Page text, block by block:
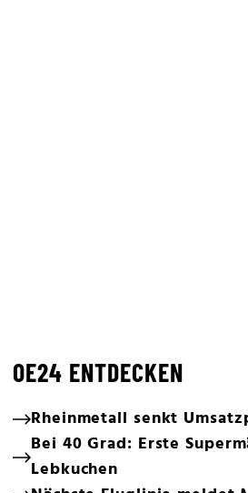
OE24 ENTDECKEN
Rheinmetall senkt
Bei 40 Grad: Erste
Lebkuchen